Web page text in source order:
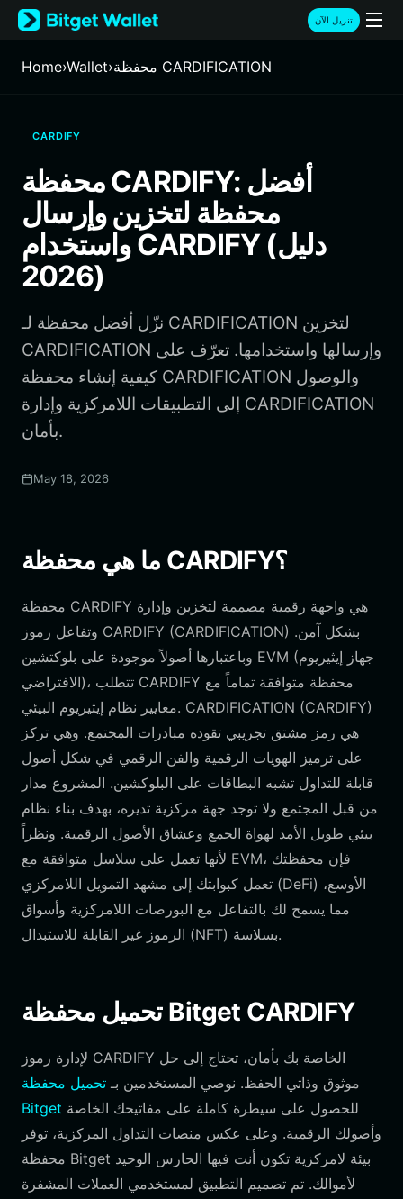
English
日本語
Русский
Italiano
Deutsch
简体中文
繁體中文
Português (Portugal)
Bahasa Indonesia
ภาษาไทย
বাংলা
Español
Português (Brasil)
Español (Argentina)
تنزيل الآن
Home›Wallet› محفظة CARDIFICATION
CARDIFY
محفظة CARDIFY: أفضل
محفظة لتخزين وإرسال
واستخدام CARDIFY (دليل
2026)
نزّل أفضل محفظة لـ CARDIFICATION لتخزين
CARDIFICATION وإرسالها واستخدامها. تعرّف على
كيفية إنشاء محفظة CARDIFICATION والوصول
إلى التطبيقات اللامركزية وإدارة CARDIFICATION
بأمان.
May 18, 2026
ما هي محفظة CARDIFY؟
محفظة CARDIFY هي واجهة رقمية مصممة لتخزين وإدارة
وتفاعل رموز CARDIFY (CARDIFICATION) بشكل آمن.
وباعتبارها أصولاً موجودة على بلوكتشين EVM (جهاز إيثيريوم
الافتراضي)، تتطلب CARDIFY محفظة متوافقة تماماً مع
معايير نظام إيثيريوم البيئي. CARDIFICATION (CARDIFY)
هي رمز مشتق تجريبي تقوده مبادرات المجتمع. وهي تركز
على ترميز الهويات الرقمية والفن الرقمي في شكل أصول
قابلة للتداول تشبه البطاقات على البلوكشين. المشروع مدار
من قبل المجتمع ولا توجد جهة مركزية تديره، بهدف بناء نظام
بيئي طويل الأمد لهواة الجمع وعشاق الأصول الرقمية. ونظراً
لأنها تعمل على سلاسل متوافقة مع EVM، فإن محفظتك
تعمل كبوابتك إلى مشهد التمويل اللامركزي (DeFi) الأوسع،
مما يسمح لك بالتفاعل مع البورصات اللامركزية وأسواق
الرموز غير القابلة للاستبدال (NFT) بسلاسة.
تحميل محفظة Bitget CARDIFY
لإدارة رموز CARDIFY الخاصة بك بأمان، تحتاج إلى حل
موثوق وذاتي الحفظ. نوصي المستخدمين بـ تحميل محفظة
Bitget
وأصولك الرقمية. وعلى عكس منصات التداول المركزية، توفر
محفظة Bitget بيئة لامركزية تكون أنت فيها الحارس الوحيد
لأموالك. تم تصميم التطبيق لمستخدمي العملات المشفرة